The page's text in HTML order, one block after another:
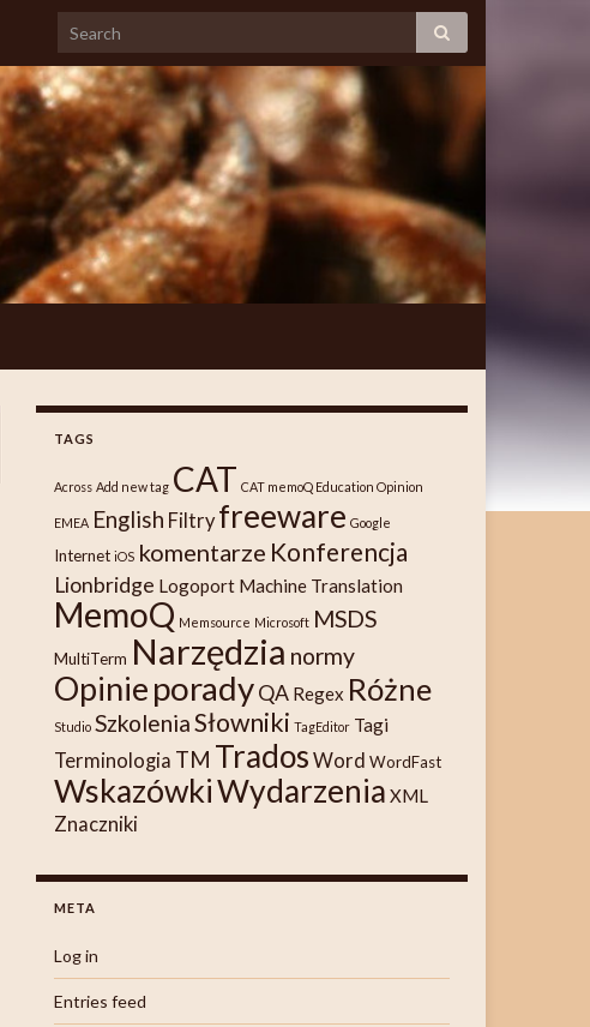
TAGS
Across Add new tag CAT CAT memoQ Education Opinion
EMEA English Filtry freeware Google
Internet iOS komentarze Konferencja
Lionbridge Logoport Machine Translation
MemoQ Memsource Microsoft MSDS
MultiTerm Narzędzia normy
OpinieporadyQA Regex Różne
Studio SzkoleniaSłowniki TagEditor Tagi
Terminologia TM Trados Word WordFast
WskazówkiWydarzenia XML
Znaczniki
META
Log in
Entries feed